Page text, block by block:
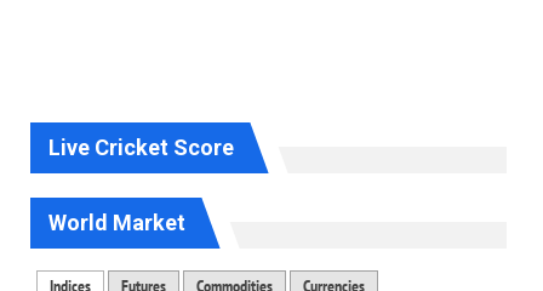
Live Cricket Score
World Market